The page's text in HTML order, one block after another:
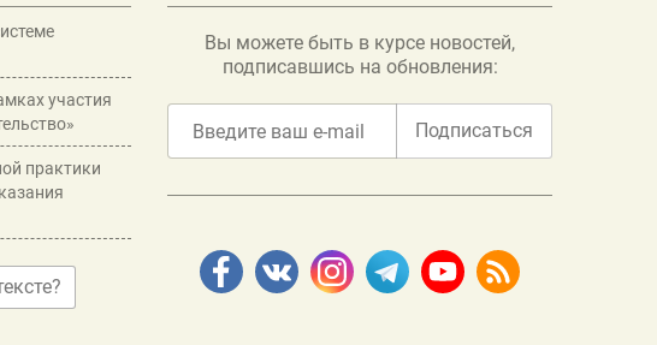
участия
практики
Вы можете быть в курсе новостей,
подписавшись на обновления:
Подписаться